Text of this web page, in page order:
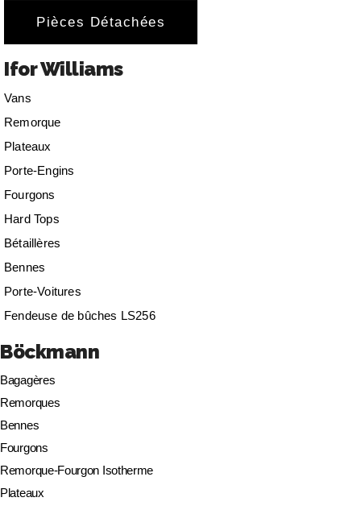
Pièces Détachées
Ifor Williams
Vans
Remorque
Plateaux
Porte-Engins
Fourgons
Hard Tops
Bétaillères
Bennes
Porte-Voitures
Fendeuse de bûches LS256
Böckmann
Bagagères
Remorques
Bennes
Fourgons
Remorque-Fourgon Isotherme
Plateaux